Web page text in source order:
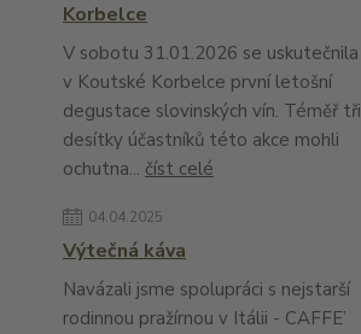
Korbelce
V sobotu 31.01.2026 se uskutečnila
v Koutské Korbelce první letošní
degustace slovinských vín. Téměř tři
desítky účastníků této akce mohli
ochutna... číst celé
04.04.2025
Výtečná káva
Navázali jsme spolupráci s nejstarší
rodinnou pražírnou v Itálii - CAFFE’